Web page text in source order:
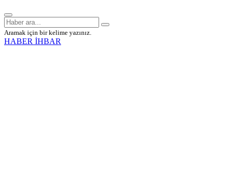
Aramak için bir kelime yazınız.
HABER İHBAR